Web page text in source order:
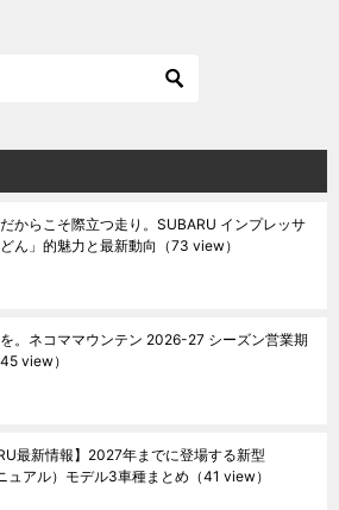
からこそ際立つ走り。SUBARU インプレッサ
ん」的魅力と最新動向
（73 view）
。ネコママウンテン 2026-27 シーズン営業期
45 view）
最新情報】2027年までに登場する新型
ュアル）モデル3車種まとめ （41 view）